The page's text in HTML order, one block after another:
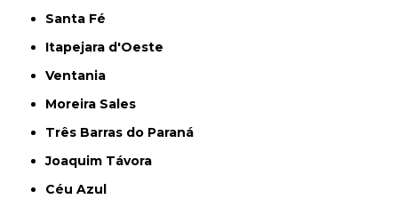
Santa Fé
Itapejara d'Oeste
Ventania
Moreira Sales
Três Barras do Paraná
Joaquim Távora
Céu Azul